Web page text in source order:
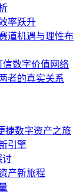
率跃升
道机遇与理性布
数字价值网络
者的真实关系
捷数字资产之旅
引擎
讨
产新旅程